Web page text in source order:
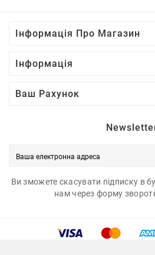
Інформація Про Магазин
Інформація
Ваш Рахунок
Ви зможете скасувати підписку в
нам через форму